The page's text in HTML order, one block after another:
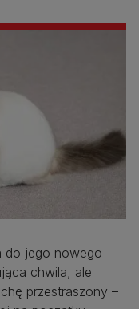
do jego nowego
chwila, ale
przestraszony –